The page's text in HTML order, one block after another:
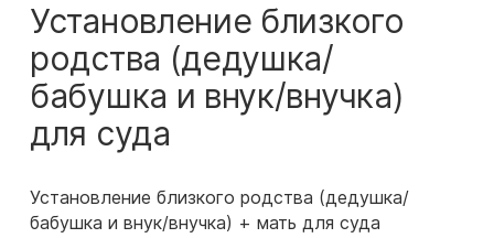
Установление близкого
родства (дедушка/
бабушка и внук/внучка)
для суда
Установление близкого родства (дедушка/
бабушка и внук/внучка) + мать для суда